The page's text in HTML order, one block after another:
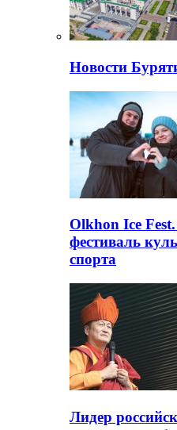
Новости
Olkhon Ice
фестиваль
спорта
Лидер